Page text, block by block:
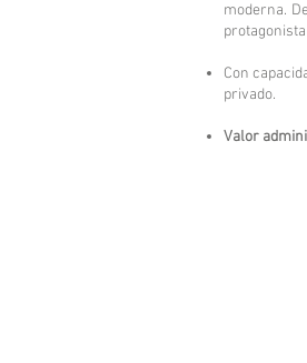
moderna.
Con
privado.
Valor